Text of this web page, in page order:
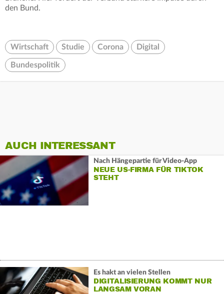
den Bund.
Wirtschaft Studie Corona Digital
Bundespolitik
AUCH INTERESSANT
Nach Hängepartie für Video-App
NEUE US-FIRMA FÜR TIKTOK
STEHT
Es hakt an vielen Stellen
DIGITALISIERUNG KOMMT NUR
LANGSAM VORAN